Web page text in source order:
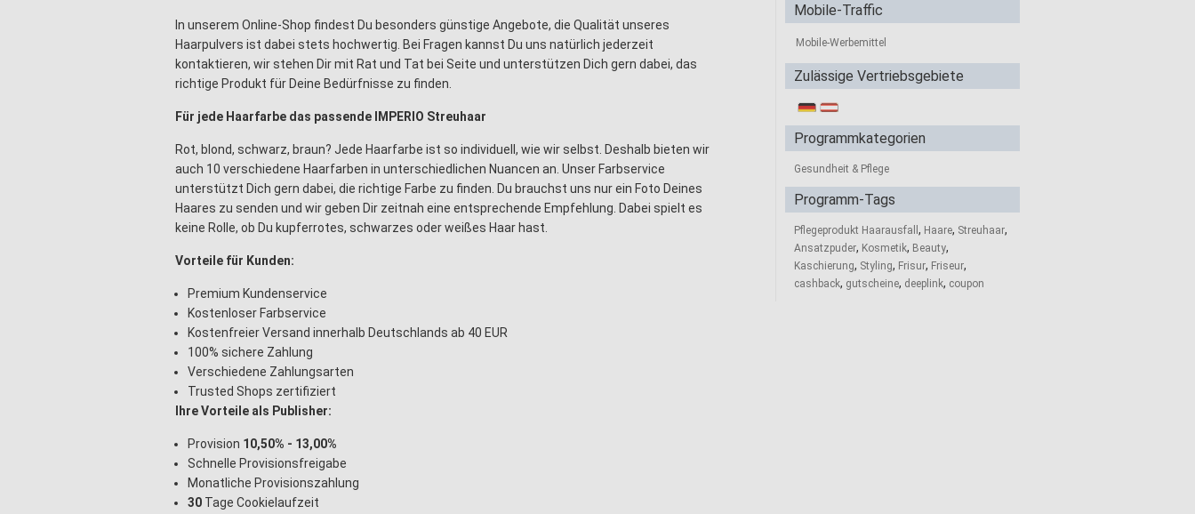
In unserem Online-Shop findest Du besonders günstige Angebote, die Qualität unseres
Haarpulvers ist dabei stets hochwertig. Bei Fragen kannst Du uns natürlich jederzeit
kontaktieren, wir stehen Dir mit Rat und Tat bei Seite und unterstützen Dich gern dabei, das
richtige Produkt für Deine Bedürfnisse zu finden.
Für jede Haarfarbe das passende IMPERIO Streuhaar
Rot, blond, schwarz, braun? Jede Haarfarbe ist so individuell, wie wir selbst. Deshalb bieten wir
auch 10 verschiedene Haarfarben in unterschiedlichen Nuancen an. Unser Farbservice
unterstützt Dich gern dabei, die richtige Farbe zu finden. Du brauchst uns nur ein Foto Deines
Haares zu senden und wir geben Dir zeitnah eine entsprechende Empfehlung. Dabei spielt es
keine Rolle, ob Du kupferrotes, schwarzes oder weißes Haar hast.
Vorteile für Kunden:
Premium Kundenservice
Kostenloser Farbservice
Kostenfreier Versand innerhalb Deutschlands ab 40 EUR
100% sichere Zahlung
Verschiedene Zahlungsarten
Trusted Shops zertifiziert
Ihre Vorteile als Publisher:
Provision 10,50% - 13,00%
Schnelle Provisionsfreigabe
Monatliche Provisionszahlung
30 Tage Cookielaufzeit
Mobile-Traffic
Mobile-Werbemittel
Zulässige Vertriebsgebiete
Programmkategorien
Gesundheit & Pflege
Programm-Tags
Pflegeprodukt Haarausfall , Haare, Streuhaar,
Ansatzpuder, Kosmetik, Beauty,
Kaschierung, Styling, Frisur, Friseur,
cashback, gutscheine, deeplink, coupon